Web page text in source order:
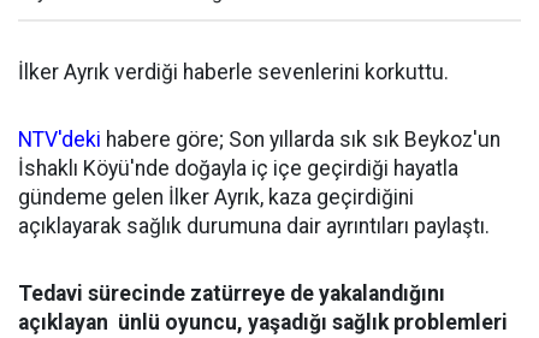
İlker Ayrık verdiği haberle sevenlerini korkuttu.
NTV'deki habere göre; Son yıllarda sık sık Beykoz'un
İshaklı Köyü'nde doğayla iç içe geçirdiği hayatla
gündeme gelen İlker Ayrık, kaza geçirdiğini
açıklayarak sağlık durumuna dair ayrıntıları paylaştı.
Tedavi sürecinde zatürreye de yakalandığını
açıklayan ünlü oyuncu, yaşadığı sağlık problemleri